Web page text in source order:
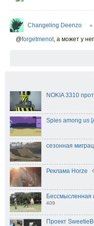
Changeling Deenzo ○
@forgetmenot, а может у
NOKIA 3310
Spies among us
сезонная
Реклама Horze
409
Проект